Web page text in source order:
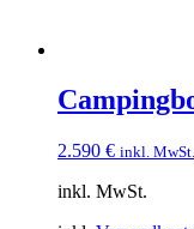
2.590 € inkl. MwSt.
inkl. MwSt.